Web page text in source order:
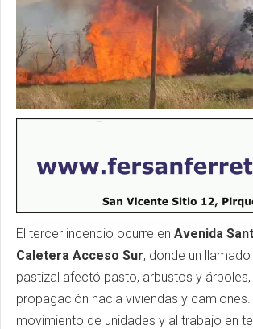
El tercer incendio ocurre en Avenida
Caletera Acceso Sur, donde un
pastizal afectó pasto, arbustos y
propagación hacia viviendas y camiones.
movimiento de unidades y al trabajo en